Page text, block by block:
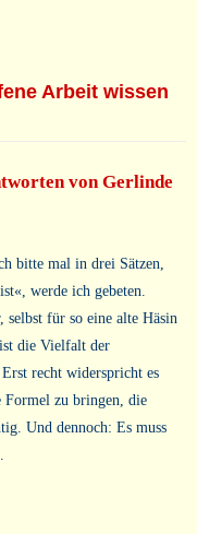
Arbeit wissen
von Gerlinde
bitte mal in drei Sätzen,
werde ich gebeten.
selbst für so eine alte Häsin
die Vielfalt der
recht widerspricht es
Formel zu bringen, die
Und dennoch: Es muss